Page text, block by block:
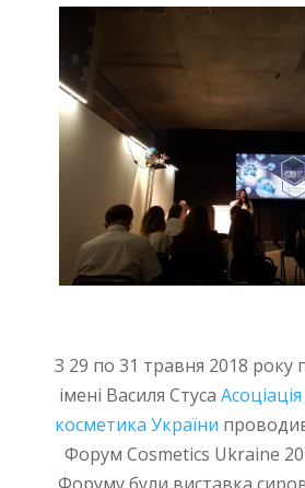
З 29 по 31 травня 2018
імені Василя Стуса
косметика України
Форум Cosmetics Ukraine